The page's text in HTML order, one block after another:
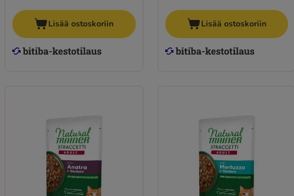
Lisää ostoskoriin Lisää ostoskoriin